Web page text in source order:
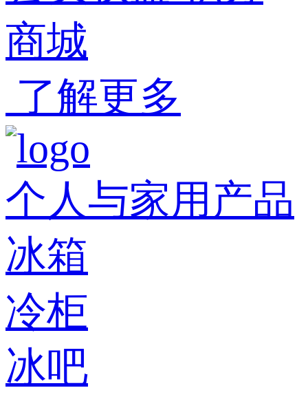
商城
了解更多
个人与家用产品
冰箱
冷柜
冰吧